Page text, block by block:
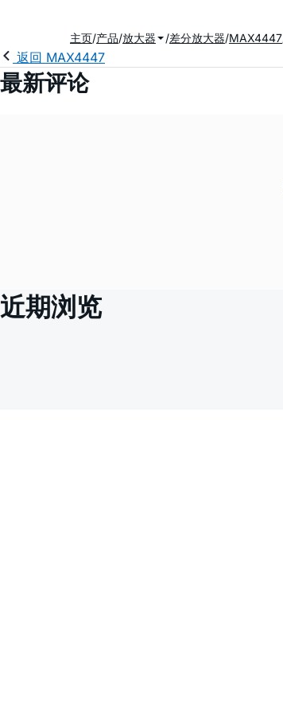
主页 产品 放大器 差分放大器 MAX4447
返回 MAX4447
最新评论
近期浏览